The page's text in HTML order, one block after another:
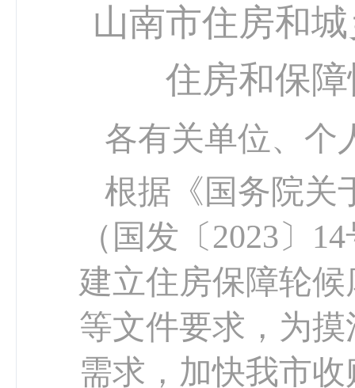
山南市住房和
住房和保
各有关单位、个
根据《国务院关
（国发〔2023〕
建立住房保障轮
等文件要求，为
需求，加快我市